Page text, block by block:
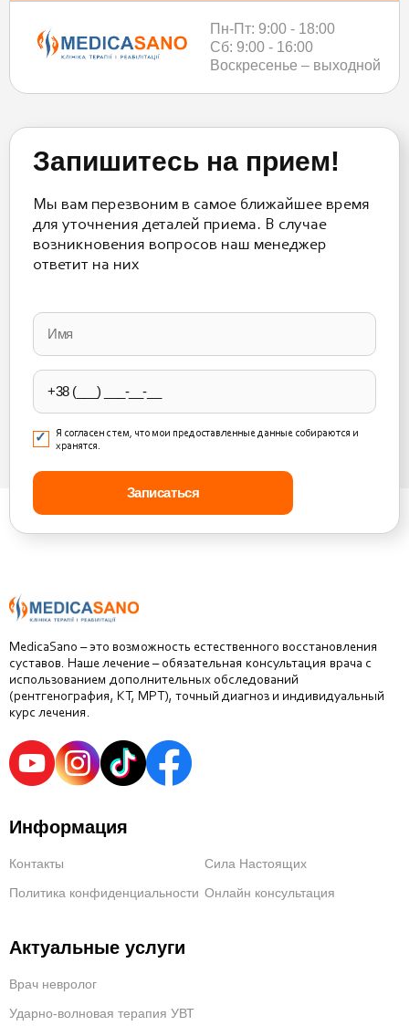
Пн-Пт: 9:00 - 18:00
Сб: 9:00 - 16:00
Воскресенье – выходной
Запишитесь на прием!
Мы вам перезвоним в самое ближайшее время
для уточнения деталей приема. В случае
возникновения вопросов наш менеджер
ответит на них
leave
this
field
empty.
Я согласен с тем, что мои предоставленные данные собираются и
хранятся.
MedicaSano – это возможность естественного восстановления
суставов. Наше лечение – обязательная консультация врача с
использованием дополнительных обследований
(рентгенография, КТ, МРТ), точный диагноз и индивидуальный
курс лечения.
Информация
Контакты
Сила Настоящих
Политика конфиденциальности Онлайн консультация
Актуальные услуги
Врач невролог
Ударно-волновая терапия УВТ